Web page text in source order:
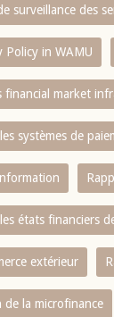
surveillance des
in WAMU
financial market
systèmes de
états financiers
extérieur
la microfinance